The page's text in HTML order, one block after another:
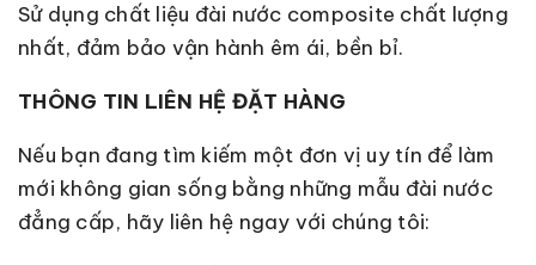
Sử dụng chất liệu đài nước composite chất lượng
nhất, đảm bảo vận hành êm ái, bền bỉ.
THÔNG TIN LIÊN HỆ ĐẶT HÀNG
Nếu bạn đang tìm kiếm một đơn vị uy tín để làm
mới không gian sống bằng những mẫu đài nước
đẳng cấp, hãy liên hệ ngay với chúng tôi: